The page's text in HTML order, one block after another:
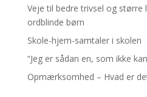
Veje til bedre trivsel og
ordblinde børn
Skole-hjem-samtaler i skolen
“Jeg er sådan en, som ikke
Opmærksomhed – Hvad er